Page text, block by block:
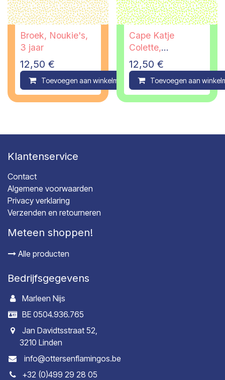
Broek, Noukie's,
3 jaar
12,50 €
Toevoegen aan winkelmandje Compare
Cape Katje
Colette,
Lilliputiens, vanaf
18 maanden
12,50 €
Toevoegen aan
Klantenservice
Contact
Algemene voorwaarden
Privacy verklaring
Verzenden en retourneren
Meteen shoppen!
Alle producten
Bedrijfsgegevens
Marleen Nijs
BE 0504.936.765
Jan Davidtsstraat 52,
3210 Linden
info@ottersenflamingos.be
+32 (0)499 29 28 05